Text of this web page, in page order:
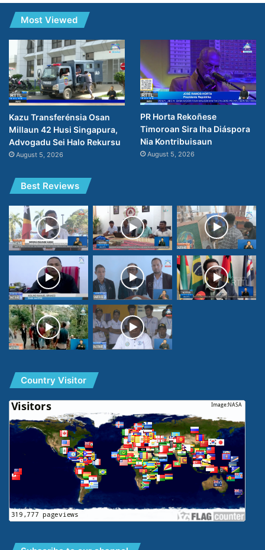
Most Viewed
Kazu Transferénsia Osan
Millaun 42 Husi Singapura,
Advogadu Sei Halo Rekursu
August 5, 2026
PR Horta Rekoñese
Timoroan Sira Iha Diáspora
Nia Kontribuisaun
August 5, 2026
Best Reviews
Country Visitor